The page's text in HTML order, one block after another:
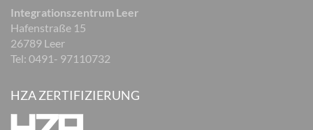
Integrationszentrum Leer
Hafenstraße 15
26789 Leer
Tel: 0491- 97110732
HZA ZERTIFIZIERUNG